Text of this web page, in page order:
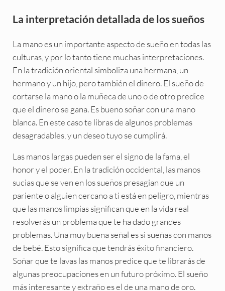
La interpretación detallada de los sueños
La mano es un importante aspecto de sueño en todas las
culturas, y por lo tanto tiene muchas interpretaciones.
En la tradición oriental simboliza una hermana, un
hermano y un hijo, pero también el dinero. El sueño de
cortarse la mano o la muñeca de uno o de otro predice
que el dinero se gana. Es bueno soñar con una mano
blanca. En este caso te libras de algunos problemas
desagradables, y un deseo tuyo se cumplirá.
Las manos largas pueden ser el signo de la fama, el
honor y el poder. En la tradición occidental, las manos
sucias que se ven en los sueños presagian que un
pariente o alguien cercano a ti está en peligro, mientras
que las manos limpias significan que en la vida real
resolverás un problema que te ha dado grandes
problemas. Una muy buena señal es si sueñas con manos
de bebé. Esto significa que tendrás éxito financiero.
Soñar que te lavas las manos predice que te librarás de
algunas preocupaciones en un futuro próximo. El sueño
más interesante y extraño es el de una mano de oro.